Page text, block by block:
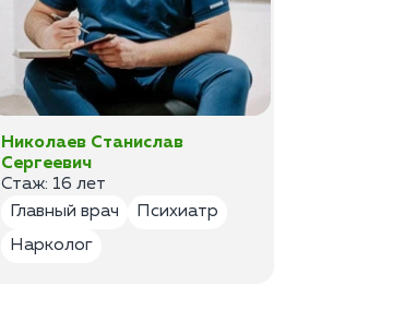
Николаев Станислав
Сергеевич
Стаж: 16 лет
Главный врач
Психиатр
Нарколог